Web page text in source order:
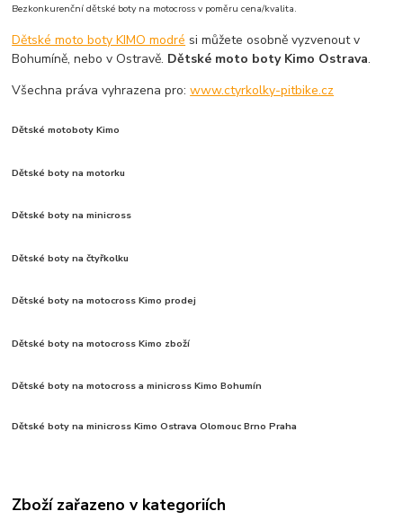
Bezkonkurenční dětské boty na motocross v poměru cena/kvalita.
Dětské moto boty KIMO modré si můžete osobně vyzvenout v
Bohumíně, nebo v Ostravě. Dětské moto boty Kimo Ostrava.
Všechna práva vyhrazena pro:www.ctyrkolky-pitbike.cz
Dětské motoboty Kimo
Dětské boty na motorku
Dětské boty na minicross
Dětské boty na čtyřkolku
Dětské boty na motocross Kimo prodej
Dětské boty na motocross Kimo zboží
Dětské boty na motocross a minicross Kimo Bohumín
Dětské boty na minicross Kimo Ostrava Olomouc Brno Praha
Zboží zařazeno v kategoriích